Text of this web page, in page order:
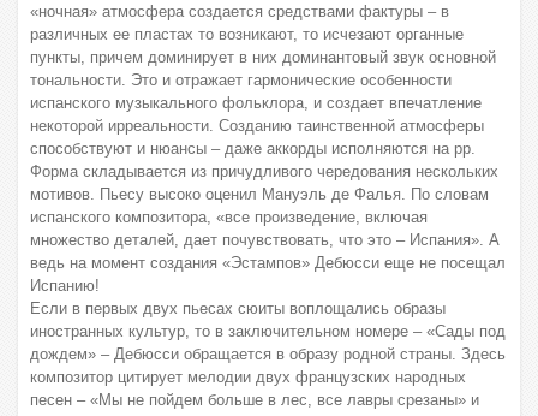
«ночная» атмосфера создается средствами фактуры – в
различных ее пластах то возникают, то исчезают органные
пункты, причем доминирует в них доминантовый звук основной
тональности. Это и отражает гармонические особенности
испанского музыкального фольклора, и создает впечатление
некоторой ирреальности. Созданию таинственной атмосферы
способствуют и нюансы – даже аккорды исполняются на pp.
Форма складывается из причудливого чередования нескольких
мотивов. Пьесу высоко оценил Мануэль де Фалья. По словам
испанского композитора, «все произведение, включая
множество деталей, дает почувствовать, что это – Испания». А
ведь на момент создания «Эстампов» Дебюсси еще не посещал
Испанию!
Если в первых двух пьесах сюиты воплощались образы
иностранных культур, то в заключительном номере – «Сады под
дождем» – Дебюсси обращается в образу родной страны. Здесь
композитор цитирует мелодии двух французских народных
песен – «Мы не пойдем больше в лес, все лавры срезаны» и